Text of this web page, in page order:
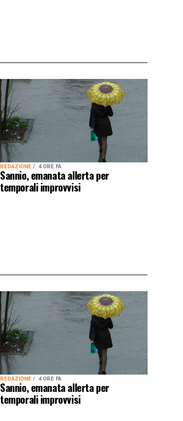
REDAZIONE 4 ORE FA
Sannio, emanata allerta per
temporali improvvisi
REDAZIONE 4 ORE FA
Sannio, emanata allerta per
temporali improvvisi